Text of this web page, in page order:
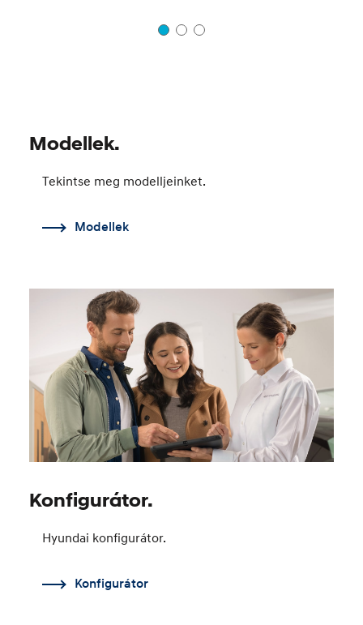
Modellek.
Tekintse meg modelljeinket.
Modellek
Konfigurátor.
Hyundai konfigurátor.
Konfigurátor